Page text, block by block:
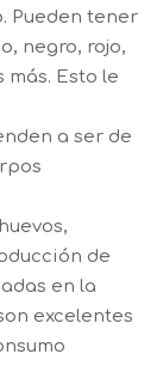
Pueden tener
negro, rojo,
Esto le
a ser de
de
en la
excelentes